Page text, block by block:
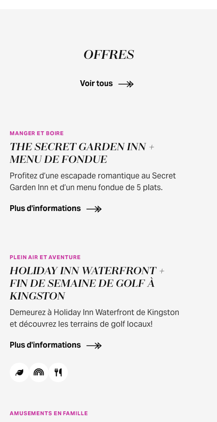
OFFRES
Voir tous
MANGER ET BOIRE
THE SECRET GARDEN INN +
MENU DE FONDUE
Profitez d’une escapade romantique au Secret
Garden Inn et d’un menu fondue de 5 plats.
Plus d'informations
PLEIN AIR ET AVENTURE
HOLIDAY INN WATERFRONT +
FIN DE SEMAINE DE GOLF À
KINGSTON
Demeurez à Holiday Inn Waterfront de Kingston
et découvrez les terrains de golf locaux!
Plus d'informations
AMUSEMENTS EN FAMILLE